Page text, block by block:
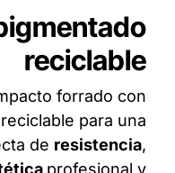
reciclable
forrado con
para una
de resistencia,
profesional y